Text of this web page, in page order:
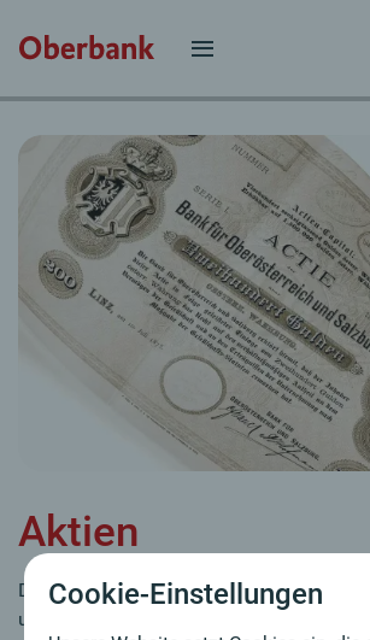
Aktien
Die Aktie ist ein Wertpapier, das einen
und am Ertrag der Aktiengesellschaft
Cookie-Einstellungen